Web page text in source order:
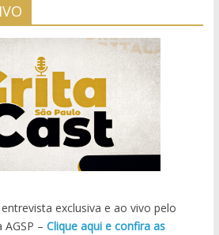
exclusiva e ao vivo pelo
– Clique aqui e confira as